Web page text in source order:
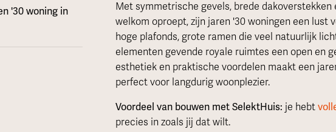
'30 woning in
Met symmetrische gevels, brede
welkom oproept, zijn jaren '30 woningen een
hoge plafonds, grote ramen die veel natuurlijk
elementen gevende royale ruimtes een open en
esthetiek en praktische voordelen maakt een
perfect voor langdurig woonplezier.
Voordeel van bouwen met SelektHuis: je hebt
precies in zoals jij dat wilt.